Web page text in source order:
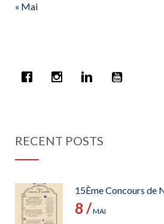
« Mai
RECENT POSTS
15Ème Concours de
8 /MAI